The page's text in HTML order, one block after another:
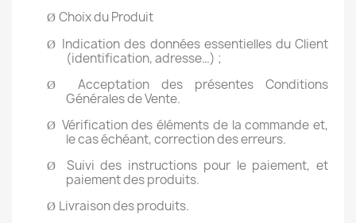
Ø Choix du Produit
Ø Indication des données essentielles du Client
(identification, adresse…) ;
Ø
Acceptation des présentes Conditions
Générales de Vente.
Ø Vérification des éléments de la commande et,
le cas échéant, correction des erreurs.
Ø
Suivi des instructions pour le paiement, et
paiement des produits.
Ø Livraison des produits.